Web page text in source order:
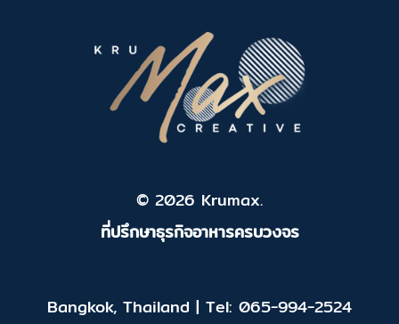
© 2026 Krumax.
ที่ปรึกษาธุรกิจอาหารครบวงจร
Bangkok, Thailand | Tel: 065-994-2524